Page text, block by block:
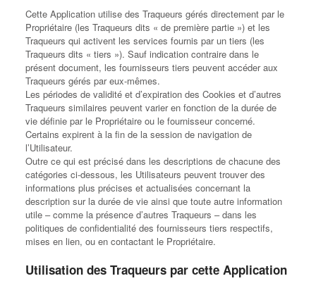
Cette Application utilise des Traqueurs gérés directement par le
Propriétaire (les Traqueurs dits « de première partie ») et les
Traqueurs qui activent les services fournis par un tiers (les
Traqueurs dits « tiers »). Sauf indication contraire dans le
présent document, les fournisseurs tiers peuvent accéder aux
Traqueurs gérés par eux-mêmes.
Les périodes de validité et d’expiration des Cookies et d’autres
Traqueurs similaires peuvent varier en fonction de la durée de
vie définie par le Propriétaire ou le fournisseur concerné.
Certains expirent à la fin de la session de navigation de
l’Utilisateur.
Outre ce qui est précisé dans les descriptions de chacune des
catégories ci-dessous, les Utilisateurs peuvent trouver des
informations plus précises et actualisées concernant la
description sur la durée de vie ainsi que toute autre information
utile – comme la présence d’autres Traqueurs – dans les
politiques de confidentialité des fournisseurs tiers respectifs,
mises en lien, ou en contactant le Propriétaire.
Utilisation des Traqueurs par cette Application